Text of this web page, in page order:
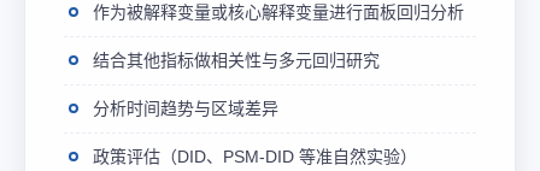
作为被解释变量或核心解释变量进行面板回归分析
结合其他指标做相关性与多元回归研究
分析时间趋势与区域差异
政策评估（DID、PSM-DID 等准自然实验）